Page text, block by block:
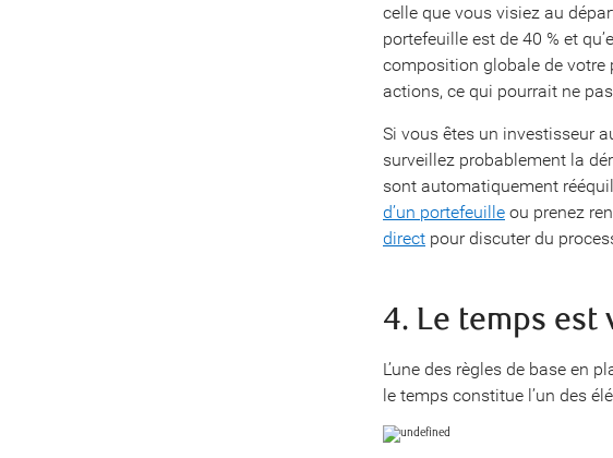
celle que vous visiez au
portefeuille est de 40 % et
composition globale de votre
actions, ce qui pourrait ne
Si vous êtes un investisseur
surveillez probablement la
sont automatiquement
d’un portefeuille ou prenez
direct pour discuter du
4. Le temps
L’une des règles de base en
le temps constitue l’un des